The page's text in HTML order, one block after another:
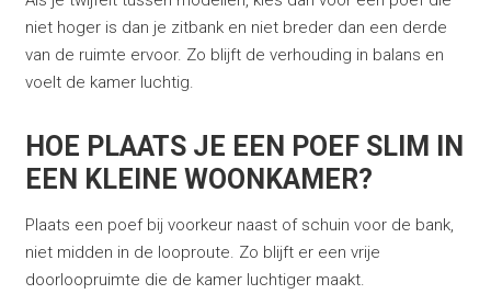
niet hoger is dan je zitbank en niet breder dan een derde
van de ruimte ervoor. Zo blijft de verhouding in balans en
voelt de kamer luchtig.
HOE PLAATS JE EEN POEF SLIM IN
EEN KLEINE WOONKAMER?
Plaats een poef bij voorkeur naast of schuin voor de bank,
niet midden in de looproute. Zo blijft er een vrije
doorloopruimte die de kamer luchtiger maakt.